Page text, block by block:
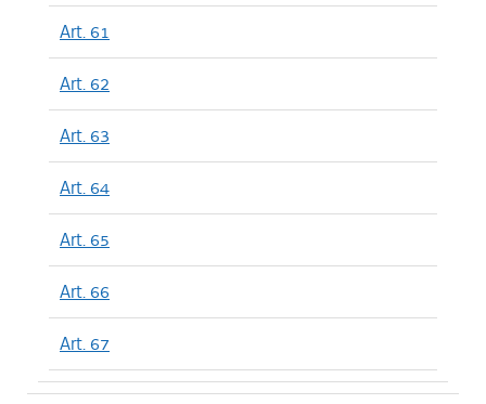
Art. 61
Art. 62
Art. 63
Art. 64
Art. 65
Art. 66
Art. 67